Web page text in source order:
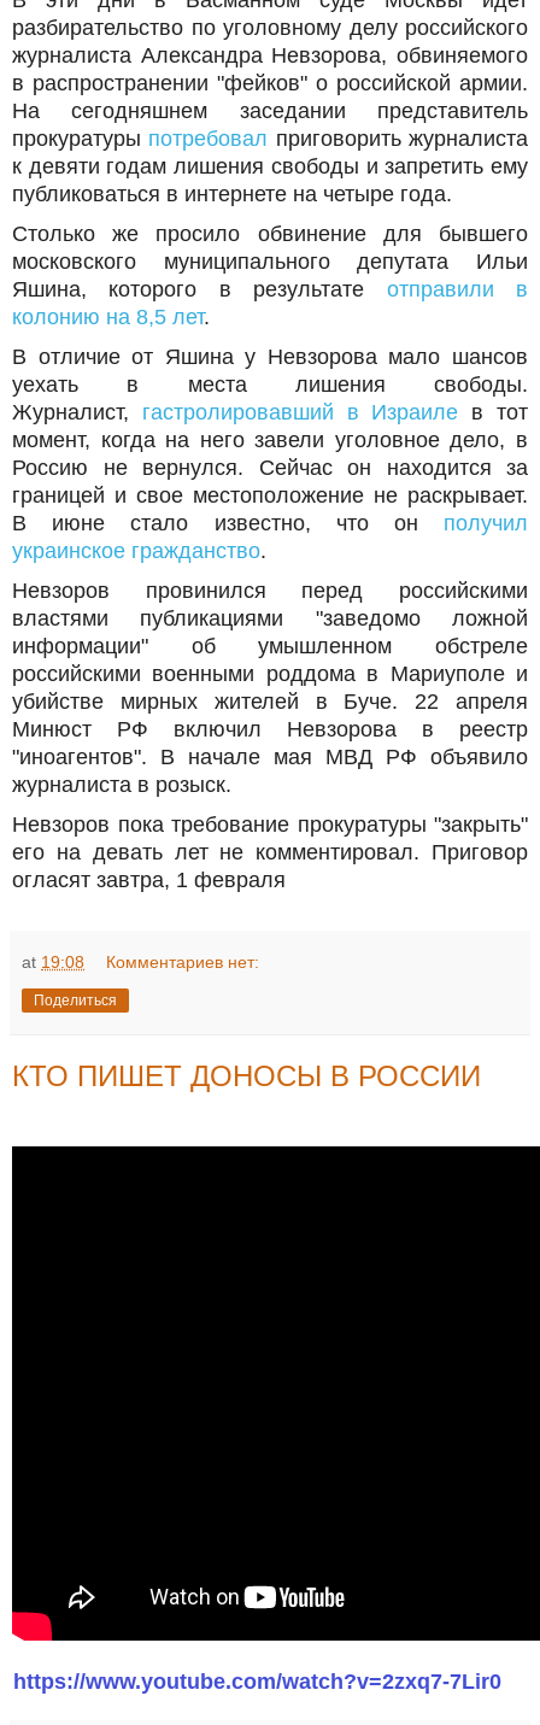
разбирательство по уголовному делу российского
журналиста Александра Невзорова, обвиняемого
в распространении "фейков" о российской армии.
На сегодняшнем заседании представитель
прокуратуры потребовал приговорить журналиста
к девяти годам лишения свободы и запретить ему
публиковаться в интернете на четыре года.
Столько же просило обвинение для бывшего
московского муниципального депутата Ильи
Яшина, которого в результате отправили в
колонию на 8,5 лет.
В отличие от Яшина у Невзорова мало шансов
уехать в места лишения свободы.
Журналист, гастролировавший в Израиле в тот
момент, когда на него завели уголовное дело, в
Россию не вернулся. Сейчас он находится за
границей и свое местоположение не раскрывает.
В июне стало известно, что он получил
украинское гражданство.
Невзоров провинился перед российскими
властями публикациями "заведомо ложной
информации" об умышленном обстреле
российскими военными роддома в Мариуполе и
убийстве мирных жителей в Буче. 22 апреля
Минюст РФ включил Невзорова в реестр
"иноагентов". В начале мая МВД РФ объявило
журналиста в розыск.
Невзоров пока требование прокуратуры "закрыть"
его на девать лет не комментировал. Приговор
огласят завтра, 1 февраля
at 19:08 Комментариев нет:
Поделиться
КТО ПИШЕТ ДОНОСЫ В РОССИИ
https://www.youtube.com/watch?v=2zxq7-7Lir0